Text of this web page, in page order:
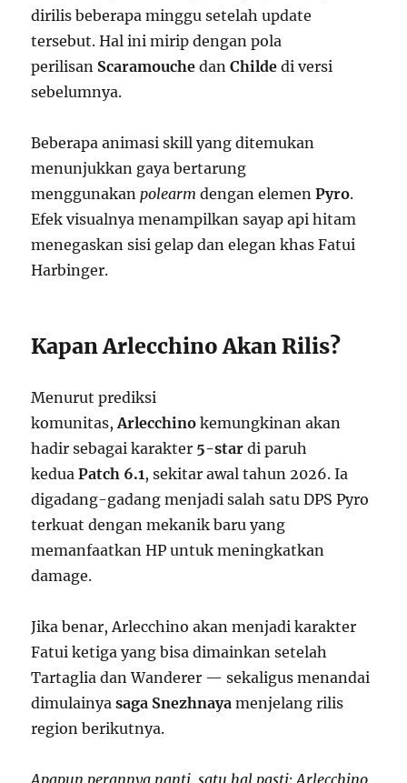
dirilis beberapa minggu setelah update
tersebut. Hal ini mirip dengan pola
perilisan Scaramouche danChilde di versi
sebelumnya.
Beberapa animasi skill yang ditemukan
menunjukkan gaya bertarung
menggunakan polearm dengan elemenPyro.
Efek visualnya menampilkan sayap api hitam
menegaskan sisi gelap dan elegan khas Fatui
Harbinger.
Kapan Arlecchino Akan Rilis?
Menurut prediksi
komunitas,Arlecchino kemungkinan akan
hadir sebagai karakter 5-star di paruh
keduaPatch 6.1, sekitar awal tahun 2026. Ia
digadang-gadang menjadi salah satu DPS Pyro
terkuat dengan mekanik baru yang
memanfaatkan HP untuk meningkatkan
damage.
Jika benar, Arlecchino akan menjadi karakter
Fatui ketiga yang bisa dimainkan setelah
Tartaglia dan Wanderer — sekaligus menandai
dimulainyasaga Snezhnaya menjelang rilis
region berikutnya.
Apapun perannya nanti, satu hal pasti: Arlecchino